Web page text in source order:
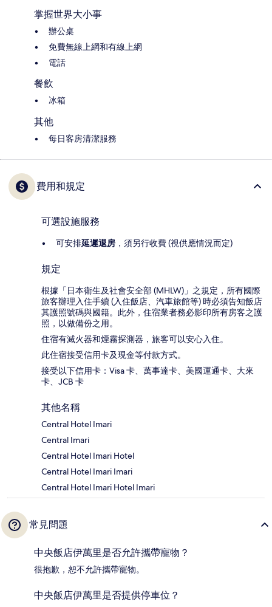
掌握世界大小事
辦公桌
免費無線上網和有線上網
電話
餐飲
冰箱
其他
每日客房清潔服務
費用和規定
可選設施服務
可安排延遲退房 ，須另行收費 (視供應情況而定)
規定
根據「日本衛生及社會安全部 (MHLW)」之規定，所有國際
旅客辦理入住手續 (入住飯店、汽車旅館等) 時必須告知飯店
其護照號碼與國籍。此外，住宿業者務必影印所有房客之護
照，以做備份之用。
住宿有滅火器和煙霧探測器，旅客可以安心入住。
此住宿接受信用卡及現金等付款方式。
接受以下信用卡：Visa 卡、萬事達卡、美國運通卡、大來
卡、JCB 卡
其他名稱
Central Hotel Imari
Central Imari
Central Hotel Imari Hotel
Central Hotel Imari Imari
Central Hotel Imari Hotel Imari
常見問題
中央飯店伊萬里是否允許攜帶寵物？
很抱歉，恕不允許攜帶寵物。
中央飯店伊萬里是否提供停車位？